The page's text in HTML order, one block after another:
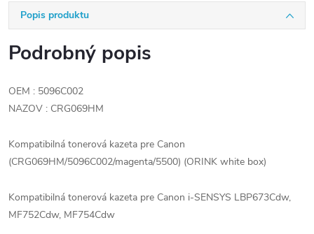
Popis produktu
Podrobný popis
OEM : 5096C002
NAZOV : CRG069HM
Kompatibilná tonerová kazeta pre Canon
(CRG069HM/5096C002/magenta/5500) (ORINK white box)
Kompatibilná tonerová kazeta pre Canon i-SENSYS LBP673Cdw,
MF752Cdw, MF754Cdw